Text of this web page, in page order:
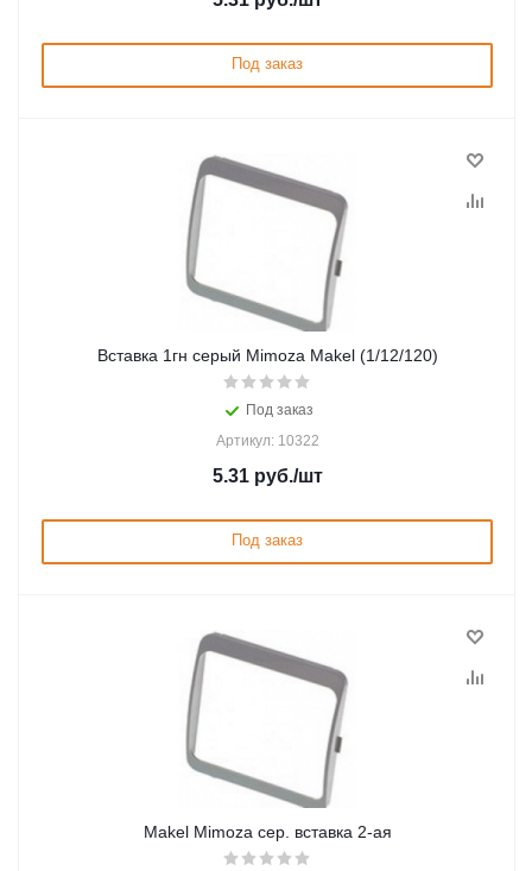
Под заказ
Вставка 1гн серый Mimoza Makel (1/12/120)
Под заказ
Артикул: 10322
5.31руб./шт
Под заказ
Makel Mimoza сер. вставка 2-ая